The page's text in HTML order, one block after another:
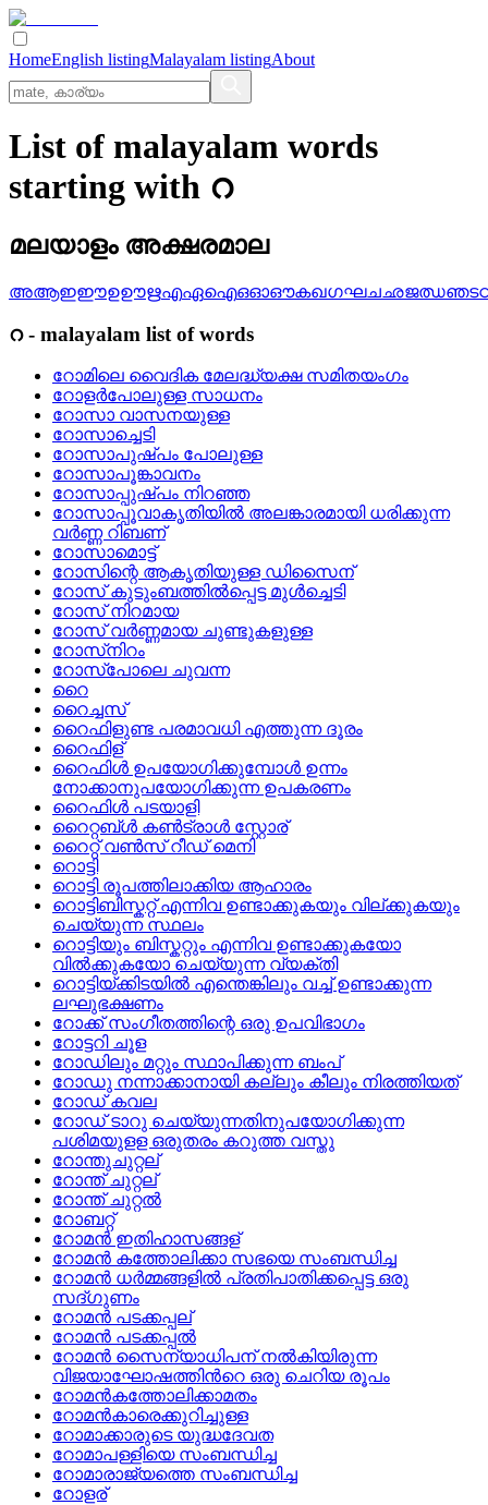
HomeEnglish listingMalayalam listingAbout
List of malayalam words
starting with റ
മലയാളം അക്ഷരമാല
അആഇഈഉഊഋഎഏഐഒഓഔകഖഗഘചഛജഝഞട
റ- malayalam list of words
റോമിലെ വൈദിക മേലദ്ധ്യക്ഷ സമിതയംഗം
റോളര്‍പോലുള്ള സാധനം
റോസാ വാസനയുള്ള
റോസാച്ചെടി
റോസാപുഷ്‌പം പോലുള്ള
റോസാപൂങ്കാവനം
റോസാപ്പുഷ്‌പം നിറഞ്ഞ
റോസാപ്പൂവാകൃതിയില്‍ അലങ്കാരമായി ധരിക്കുന്ന
വര്‍ണ്ണ റിബണ്
റോസാമൊട്ട്
റോസിന്റെ ആകൃതിയുള്ള ഡിസൈന്
റോസ്‌ കുടുംബത്തില്‍പ്പെട്ട മുള്‍ച്ചെടി
റോസ്‌ നിറമായ
റോസ്‌ വര്‍ണ്ണമായ ചുണ്ടുകളുള്ള
റോസ്‌നിറം
റോസ്‌പോലെ ചുവന്ന
റൈ
റൈച്ചസ്
റൈഫിളുണ്ട പരമാവധി എത്തുന്ന ദൂരം
റൈഫിള്
റൈഫിള്‍ ഉപയോഗിക്കുമ്പോള്‍ ഉന്നം
നോക്കാനുപയോഗിക്കുന്ന ഉപകരണം
റൈഫിള്‍ പടയാളി
റൈറ്റബ്‌ള്‍ കണ്‍ട്രാള്‍ സ്റ്റോര്
റൈറ്റ്‌ വണ്‍സ്‌ റീഡ്‌ മെനി
റൊട്ടി
റൊട്ടി രൂപത്തിലാക്കിയ ആഹാരം
റൊട്ടിബിസ്കറ്റ് എന്നിവ ഉണ്ടാക്കുകയും വില്ക്കുകയും
ചെയ്യുന്ന സ്ഥലം
റൊട്ടിയും ബിസ്കറ്റും എന്നിവ ഉണ്ടാക്കുകയോ
വില്‍ക്കുകയോ ചെയ്യുന്ന വ്യക്തി
റൊട്ടിയ്ക്കിടയില്‍ എന്തെങ്കിലും വച്ച് ഉണ്ടാക്കുന്ന
ലഘുഭക്ഷണം
റോക്ക് സംഗീതത്തിന്റെ ഒരു ഉപവിഭാഗം
റോട്ടറി ചൂള
റോഡിലും മറ്റും സ്ഥാപിക്കുന്ന ബംപ്
റോഡു നന്നാക്കാനായി കല്ലും കീലും നിരത്തിയത്
റോഡ് കവല
റോഡ് ടാറു ചെയ്യുന്നതിനുപയോഗിക്കുന്ന
പശിമയുളള ഒരുതരം കറുത്ത വസ്തു
റോന്തുചുറ്റല്
റോന്ത് ചുറ്റല്
റോന്ത് ചുറ്റല്‍
റോബറ്റ്
റോമന്‍ ഇതിഹാസങ്ങള്
റോമന്‍ കത്തോലിക്കാ സഭയെ സംബന്ധിച്ച
റോമന്‍ ധര്‍മ്മങ്ങളില്‍ പ്രതിപാതിക്കപ്പെട്ട ഒരു
സദ്ഗുണം
റോമന്‍ പടക്കപ്പല്
റോമന്‍ പടക്കപ്പല്‍
റോമന്‍ സൈന്യാധിപന് നല്‍കിയിരുന്ന
വിജയാഘോഷത്തിന്‍റെ ഒരു ചെറിയ രൂപം
റോമന്‍കത്തോലിക്കാമതം
റോമന്‍കാരെക്കുറിച്ചുള്ള
റോമാക്കാരുടെ യുദ്ധദേവത
റോമാപള്ളിയെ സംബന്ധിച്ച
റോമാരാജ്യത്തെ സംബന്ധിച്ച
റോളര്